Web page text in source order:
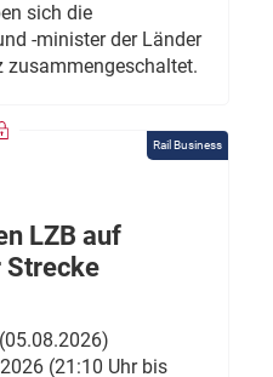
sich die
-minister der Länder
zusammengeschaltet.
Rail Business
LZB auf
Strecke
(21:10 Uhr bis